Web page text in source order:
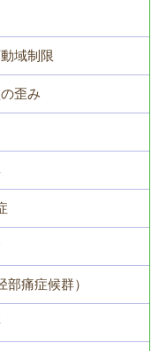
域制限
歪み
痛症候群）